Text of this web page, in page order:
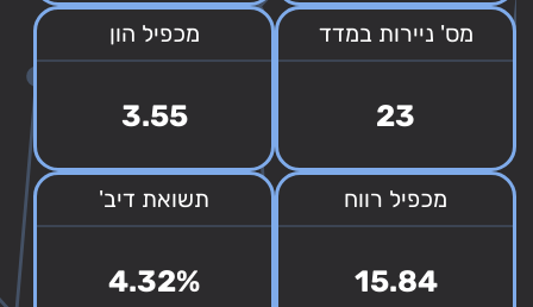
מס' ניירות במדד
23
מכפיל הון
3.55
מכפיל רווח
15.84
תשואת דיב'
4.32%